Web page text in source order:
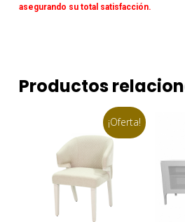
asegurando su total satisfacción.
Productos
¡Oferta!